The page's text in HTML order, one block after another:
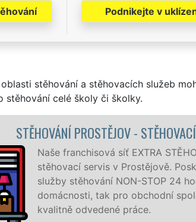
Podnikejte v
stěhování a stěhovacích služeb
stěhování celé školy či školky.
PRÁCE PROSTĚJOV
vám zajišťuje kompletní
Poskytujeme profesionální a kvalitní
24 hodin denně, 7 dní v týdnu jak pro
společnosti, a to levně a se zárukou